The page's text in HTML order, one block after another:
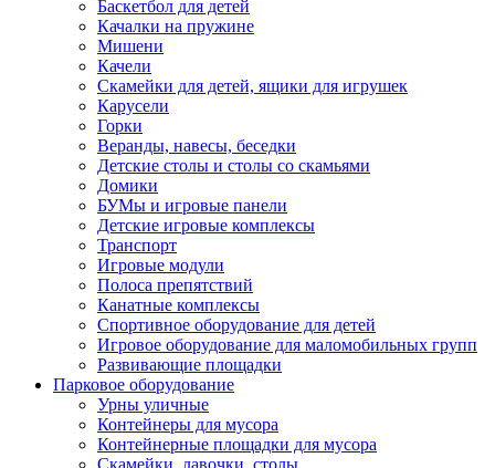
Баскетбол для детей
Качалки на пружине
Мишени
Качели
Скамейки для детей, ящики для игрушек
Карусели
Горки
Веранды, навесы, беседки
Детские столы и столы со скамьями
Домики
БУМы и игровые панели
Детские игровые комплексы
Транспорт
Игровые модули
Полоса препятствий
Канатные комплексы
Спортивное оборудование для детей
Игровое оборудование для маломобильных групп
Развивающие площадки
Парковое оборудование
Урны уличные
Контейнеры для мусора
Контейнерные площадки для мусора
Скамейки, лавочки, столы